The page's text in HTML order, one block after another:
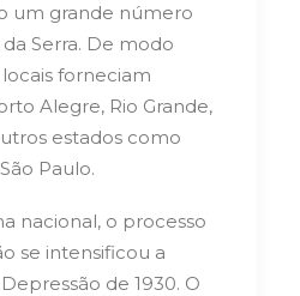
um grande número
Serra. De modo
forneciam
Alegre, Rio Grande,
estados como
Paulo.
nacional, o processo
se intensificou a
de 1930. O